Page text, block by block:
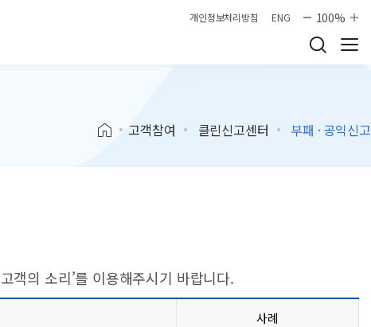
개인정보처리방침 ENG 100%
고객참여 클린신고센터 부패 · 공익신고
객의 소리’를 이용해주시기 바랍니다.
사례